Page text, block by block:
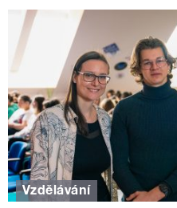
Vzdělávání